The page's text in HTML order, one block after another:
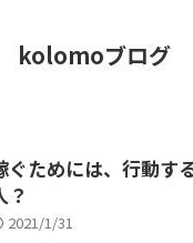
kolomoブログ
ぐためには、行動す
？
2021/1/31